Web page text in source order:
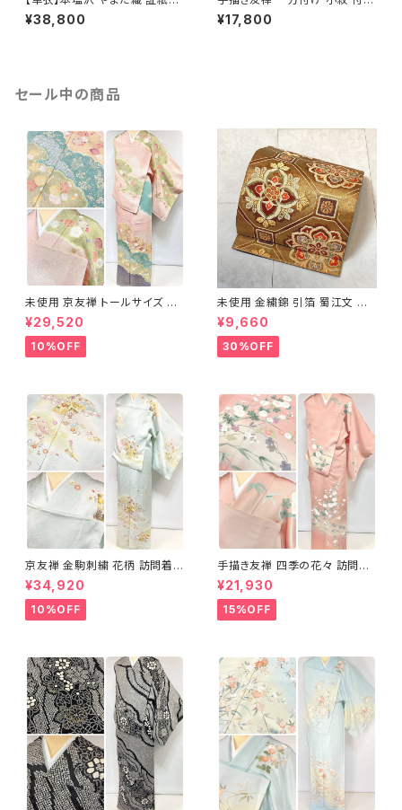
き 斜め縞 小紋 正絹 白 グレー
オフホワイト 1330
¥38,800
げ 唐花 花柄 正絹 ベージュ 11
33
¥17,800
セール中の商品
未使用 京友禅 トールサイズ 染
め分け 金彩 訪問着 袷 正絹 ピ
ンク 黄緑 紫 黄色 1438
¥29,520
10%OFF
未使用 金繍錦 引箔 蜀江文 唐
織 華紋 袋帯 正絹 金糸 ゴール
ド 赤 紫 710
¥9,660
30%OFF
京友禅 金駒刺繍 花柄 訪問着
正絹 水色 黄緑 パステルカラー
アイスグリーン 1433
¥34,920
10%OFF
手描き友禅 四季の花々 訪問着
袷 正絹 サーモンピンク クリー
ム 白 桃花色 1434
¥21,930
15%OFF